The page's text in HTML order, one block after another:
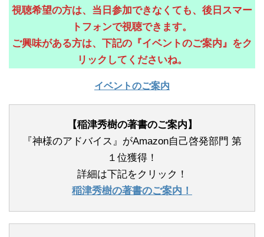
視聴希望の方は、当日参加できなくても、後日スマー
トフォンで視聴できます。
ご興味がある方は、下記の『イベントのご案内』をク
リックしてくださいね。
イベントのご案内
【稲津秀樹の著書のご案内】
『神様のアドバイス』がAmazon自己啓発部門 第
１位獲得！
詳細は下記をクリック！
稲津秀樹の著書のご案内！